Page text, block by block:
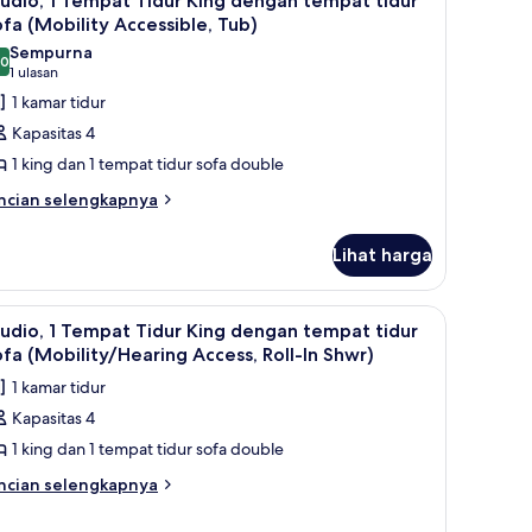
(Mobility Accessible, Tub)
dari 10
Sempurna
1 ulasan
(1
ulasan)
1 kamar tidur
Kapasitas 4
1 king dan 1 tempat tidur sofa double
selengkapnya
Lihat harga
tidur Sofa (Mobility Accessible, Roll-In Shower) | Kamar mandi |
Seprai premium, selimut bulu angsa, dan
6
1 Tempat Tidur King dengan tempat tidur
(Mobility/Hearing Access, Roll-In Shwr)
1 kamar tidur
Kapasitas 4
1 king dan 1 tempat tidur sofa double
selengkapnya